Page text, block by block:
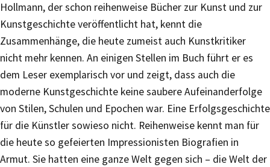
Hollmann, der schon reihenweise Bücher zur Kunst und zur
Kunstgeschichte veröffentlicht hat, kennt die
Zusammenhänge, die heute zumeist auch Kunstkritiker
nicht mehr kennen. An einigen Stellen im Buch führt er es
dem Leser exemplarisch vor und zeigt, dass auch die
moderne Kunstgeschichte keine saubere Aufeinanderfolge
von Stilen, Schulen und Epochen war. Eine Erfolgsgeschichte
für die Künstler sowieso nicht. Reihenweise kennt man für
die heute so gefeierten Impressionisten Biografien in
Armut. Sie hatten eine ganze Welt gegen sich – die Welt der